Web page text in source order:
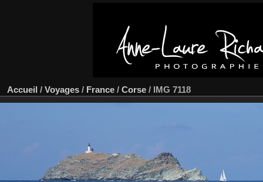
Accueil / Voyages / France / Corse / IMG 7118